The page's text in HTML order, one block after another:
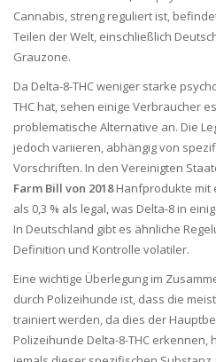
Cannabis, streng reguliert ist,
Teilen der Welt, einschließlich
Grauzone.
Da Delta-8-THC weniger starke
THC hat, sehen einige Verbraucher
problematische Alternative an. Die
jedoch variieren, abhängig von
Vorschriften. In den Vereinigten
Farm Bill von 2018Hanfprodukte mit
als 0,3 % als legal, was Delta-8 in
In Deutschland gibt es ähnliche
Definition und Kontrolle volatiler.
Eine wichtige Überlegung im
durch Polizeihunde ist, dass die
trainiert werden, da dies der
Polizeihunde Delta-8-THC erkennen,